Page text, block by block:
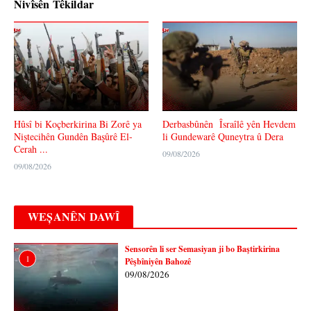
Nivîsên Têkildar
Hûsî bi Koçberkirina Bi Zorê ya
Niştecihên Gundên Başûrê El-
Cerah ...
09/08/2026
Derbasbûnên Îsraîlê yên Hevdem
li Gundewarê Quneytra û Dera
09/08/2026
WEȘANÊN DAWÎ
1
Sensorên li ser Semasiyan ji bo Baştirkirina
Pêşbîniyên Bahozê
09/08/2026